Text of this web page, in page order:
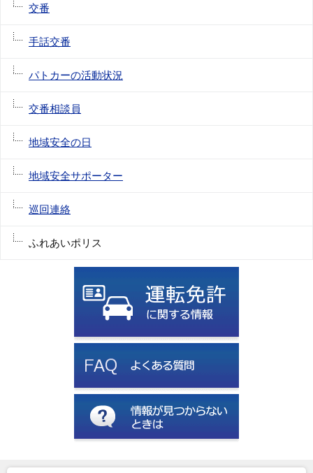
交番
手話交番
パトカーの活動状況
交番相談員
地域安全の日
地域安全サポーター
巡回連絡
ふれあいポリス